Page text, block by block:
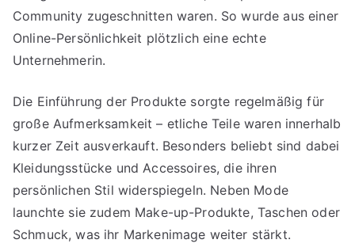
Community zugeschnitten waren. So wurde aus einer
Online-Persönlichkeit plötzlich eine echte
Unternehmerin.
Die Einführung der Produkte sorgte regelmäßig für
große Aufmerksamkeit – etliche Teile waren innerhalb
kurzer Zeit ausverkauft. Besonders beliebt sind dabei
Kleidungsstücke und Accessoires, die ihren
persönlichen Stil widerspiegeln. Neben Mode
launchte sie zudem Make-up-Produkte, Taschen oder
Schmuck, was ihr Markenimage weiter stärkt.